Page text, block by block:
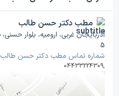
مطب دکتر حسن طالب
5
شماره تماس مطب دکتر حسن طالب
04433224309,